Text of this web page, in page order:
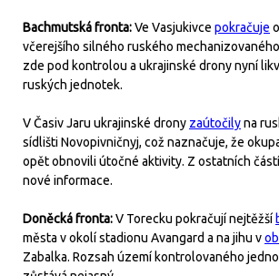
Bachmutská fronta:Ve Vasjukivce pokračuje
včerejšího silného ruského
zde pod kontrolou a ukrajinské drony nyní
ruských jednotek.
V Časiv Jaru ukrajinské drony zaútočilyna
sídlišti Novopivničnyj, což naznačuje, že
opět obnovili útočné aktivity. Z ostatních
nové informace.
Doněcká fronta:V Torecku pokračují nejtěžší
města v okolí stadionu Avangard a na jihu v
Zabalka. Rozsah území kontrolovaného